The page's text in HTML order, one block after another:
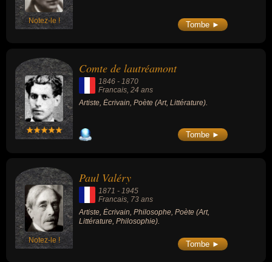
Notez-le ! Tombe ►
Comte de lautréamont
1846 - 1870
Francais, 24 ans
Artiste, Écrivain, Poète (Art, Littérature).
Tombe ►
Notez-le !
Paul Valéry
1871 - 1945
Francais, 73 ans
Artiste, Écrivain, Philosophe, Poète (Art,
Littérature, Philosophie).
Tombe ►